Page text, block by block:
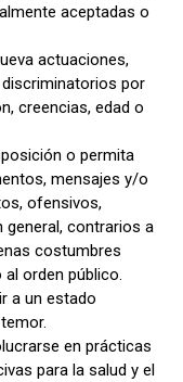
aceptadas o
actuaciones,
por
creencias, edad o
o permita
mensajes y/o
ofensivos,
general, contrarios a
costumbres
orden público.
a un estado
en prácticas
para la salud y el